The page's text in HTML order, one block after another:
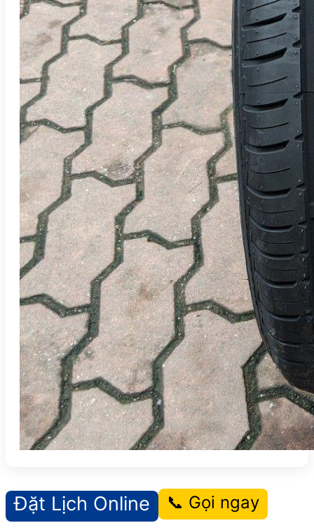
Đặt Lịch Online 📞 Gọi ngay